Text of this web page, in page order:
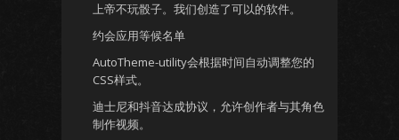
上帝不玩骰子。我们创造了可以的软件。
约会应用等候名单
AutoTheme-utility会根据时间自动调整您的
CSS样式。
迪士尼和抖音达成协议，允许创作者与其角色
制作视频。